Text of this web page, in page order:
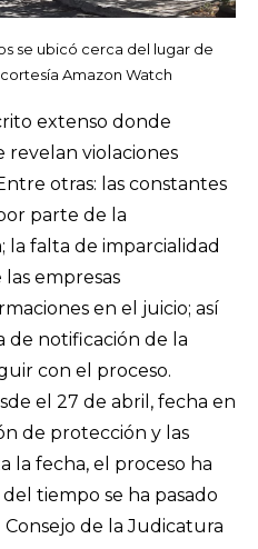
se ubicó cerca del lugar de
Amazon Watch
extenso donde
revelan violaciones
otras: las constantes
parte de la
la falta de imparcialidad
empresas
en el juicio; así
de notificación de la
con el proceso.
el 27 de abril, fecha en
de protección y las
la fecha, el proceso ha
tiempo se ha pasado
de la Judicatura